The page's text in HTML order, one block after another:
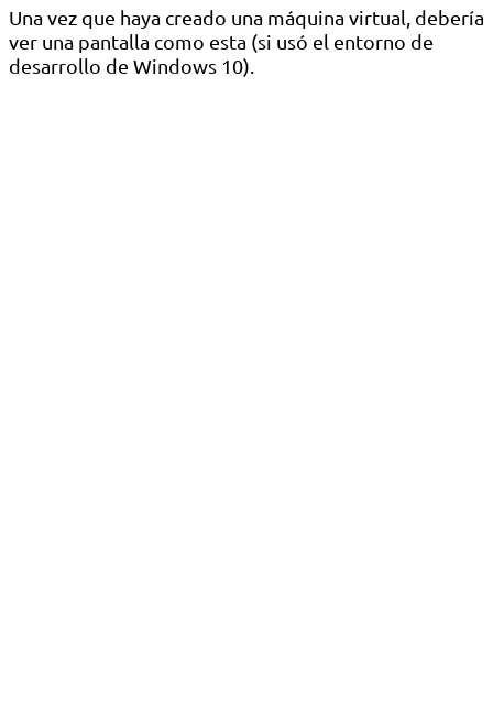
Una vez que haya creado una máquina virtual, debería
ver una pantalla como esta (si usó el entorno de
desarrollo de Windows 10).